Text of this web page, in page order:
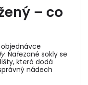
– co
. Nařezané sokly se
, která dodá
nádech